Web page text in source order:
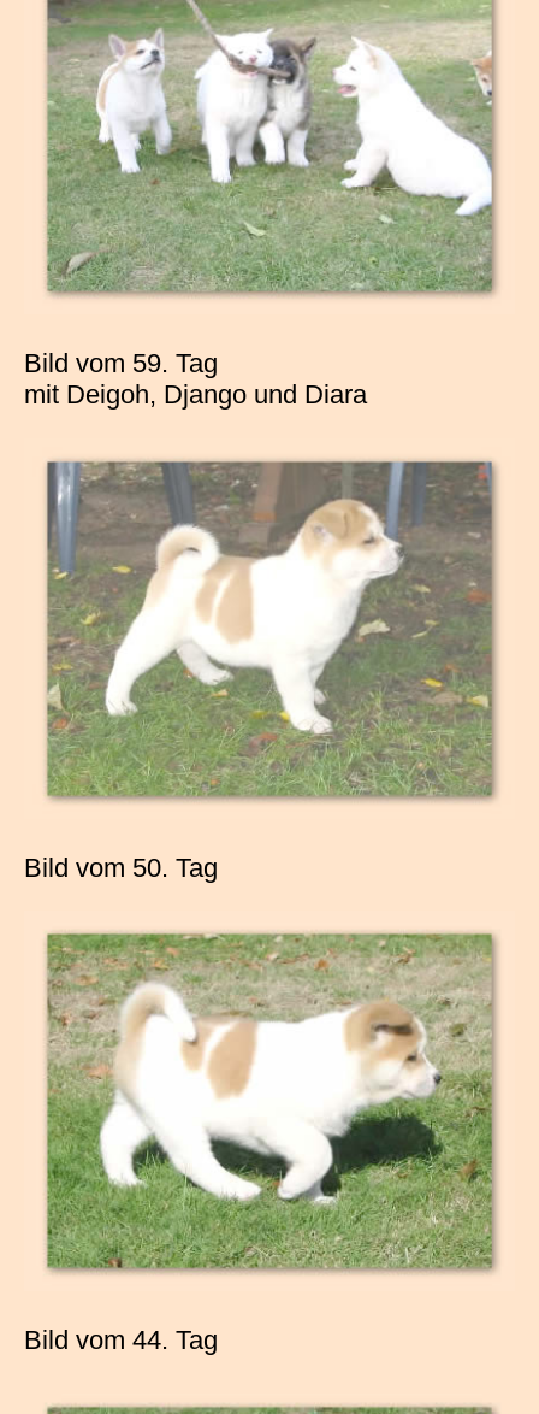
Bild vom 59. Tag
mit Deigoh, Django und Diara
Bild vom 50. Tag
Bild vom 44. Tag